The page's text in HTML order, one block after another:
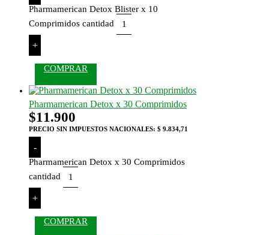
Pharmamerican Detox Blister x 10
Comprimidos cantidad
+
COMPRAR
Pharmamerican Detox x 30 Comprimidos
$11.900
PRECIO SIN IMPUESTOS NACIONALES: $ 9.834,71
-
Pharmamerican Detox x 30 Comprimidos
cantidad
+
COMPRAR